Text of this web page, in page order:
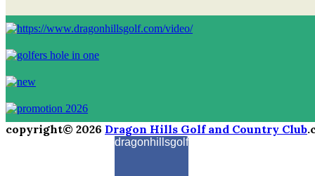
copyright© 2026 Dragon Hills Golf and Country Club
dragonhillsgolf